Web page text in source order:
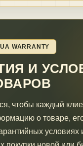
WARRANTY
И
чтобы каждый
о товаре,
условиях